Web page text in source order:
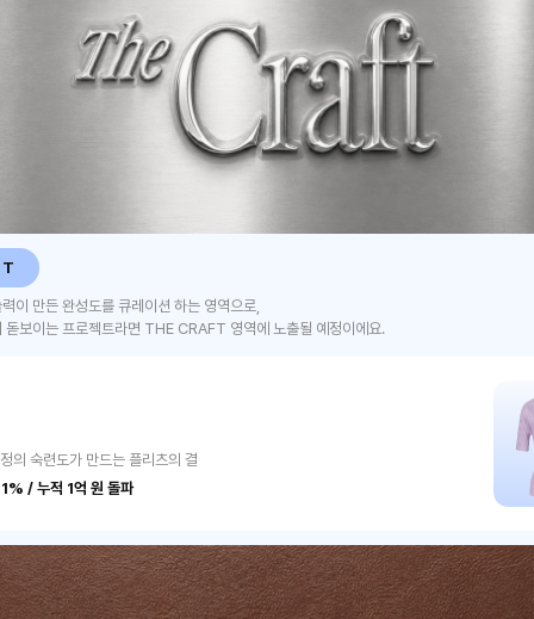
이 만든 완성도를 큐레이션 하는 영역으로,
돋보이는 프로젝트라면 THE CRAFT 영역에 노출될 예정이에요.
의 숙련도가 만드는 플리츠의 결
/ 누적 1억 원 돌파